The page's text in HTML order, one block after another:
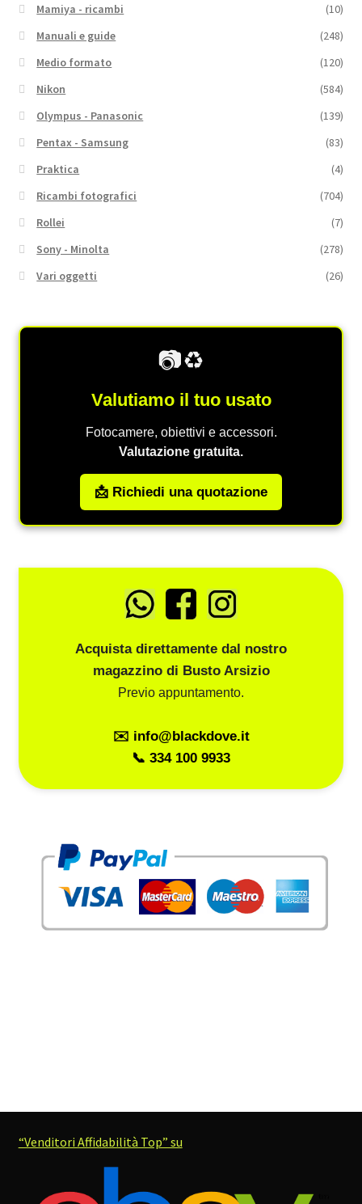
Mamiya - ricambi
(10)
Manuali e guide
(248)
Medio formato
(120)
Nikon
(584)
Olympus - Panasonic
(139)
Pentax - Samsung
(83)
Praktica
(4)
Ricambi fotografici
(704)
Rollei
(7)
Sony - Minolta
(278)
Vari oggetti
(26)
📷♻️
Valutiamo il tuo usato
Fotocamere, obiettivi e accessori.
Valutazione gratuita.
📩 Richiedi una quotazione
Acquista direttamente dal nostro
magazzino di Busto Arsizio
Previo appuntamento.
✉️ info@blackdove.it
📞 334 100 9933
“Venditori Affidabilità Top” su